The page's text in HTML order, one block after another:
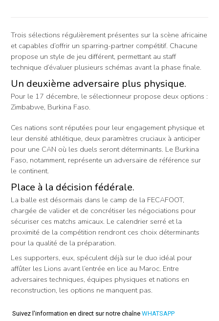
Trois sélections régulièrement présentes sur la scène africaine
et capables d’offrir un sparring-partner compétitif. Chacune
propose un style de jeu différent, permettant au staff
technique d’évaluer plusieurs schémas avant la phase finale.
Un deuxième adversaire plus physique.
Pour le 17 décembre, le sélectionneur propose deux options :
Zimbabwe, Burkina Faso.
Ces nations sont réputées pour leur engagement physique et
leur densité athlétique, deux paramètres cruciaux à anticiper
pour une CAN où les duels seront déterminants. Le Burkina
Faso, notamment, représente un adversaire de référence sur
le continent.
Place à la décision fédérale.
La balle est désormais dans le camp de la FECAFOOT,
chargée de valider et de concrétiser les négociations pour
sécuriser ces matchs amicaux. Le calendrier serré et la
proximité de la compétition rendront ces choix déterminants
pour la qualité de la préparation.
Les supporters, eux, spéculent déjà sur le duo idéal pour
affûter les Lions avant l’entrée en lice au Maroc. Entre
adversaires techniques, équipes physiques et nations en
reconstruction, les options ne manquent pas.
Suivez l'information en direct sur notre chaîne WHATSAPP